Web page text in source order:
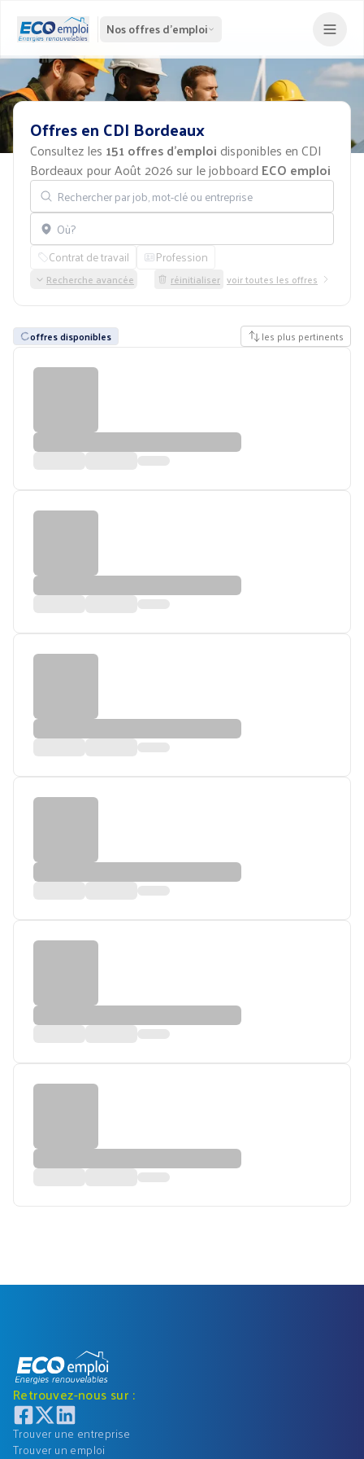
Nos offres d'emploi
OffresenCDI Bordeaux
Consultez les 151 offres d'emploi disponibles en CDI
Bordeaux pour Août 2026 sur le jobboard ECO emploi
Rechercher par job, mot-clé ou entreprise
Localisation
Contrat de travail Profession
Recherche avancée réinitialiser voir toutes les offres
offres disponibles les plus pertinents
Retrouvez-nous sur :
Trouver une entreprise
Trouver un emploi